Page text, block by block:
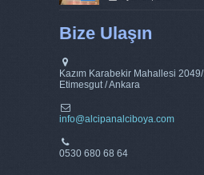
Bize Ulaşın
Kazım Karabekir Mahallesi
Etimesgut / Ankara
info@alcipanalciboya.com
0530 680 68 64